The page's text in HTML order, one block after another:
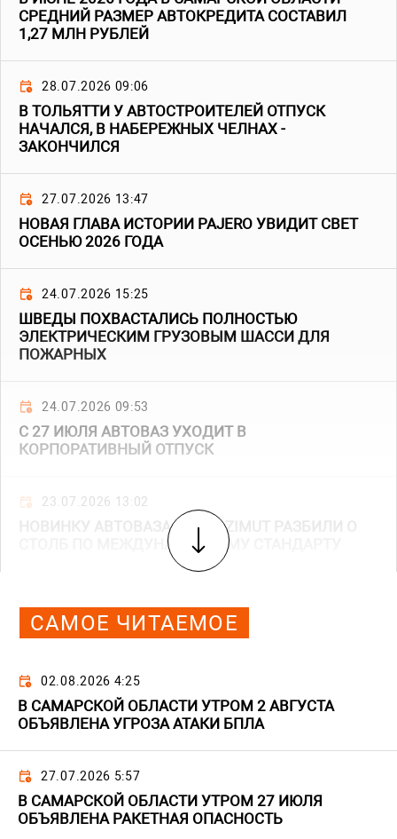
СРЕДНИЙ РАЗМЕР АВТОКРЕДИТА СОСТАВИЛ
1,27 МЛН РУБЛЕЙ
28.07.2026 09:06
В ТОЛЬЯТТИ У АВТОСТРОИТЕЛЕЙ ОТПУСК
НАЧАЛСЯ, В НАБЕРЕЖНЫХ ЧЕЛНАХ -
ЗАКОНЧИЛСЯ
27.07.2026 13:47
НОВАЯ ГЛАВА ИСТОРИИ PAJERO УВИДИТ СВЕТ
ОСЕНЬЮ 2026 ГОДА
24.07.2026 15:25
ШВЕДЫ ПОХВАСТАЛИСЬ ПОЛНОСТЬЮ
ЭЛЕКТРИЧЕСКИМ ГРУЗОВЫМ ШАССИ ДЛЯ
ПОЖАРНЫХ
24.07.2026 09:53
С 27 ИЮЛЯ АВТОВАЗ УХОДИТ В
КОРПОРАТИВНЫЙ ОТПУСК
23.07.2026 13:02
НОВИНКУ АВТОВАЗА LADA AZIMUT РАЗБИЛИ О
СТОЛБ ПО МЕЖДУНАРОДНОМУ СТАНДАРТУ
САМОЕ ЧИТАЕМОЕ
02.08.2026 4:25
В САМАРСКОЙ ОБЛАСТИ УТРОМ 2 АВГУСТА
ОБЪЯВЛЕНА УГРОЗА АТАКИ БПЛА
27.07.2026 5:57
В САМАРСКОЙ ОБЛАСТИ УТРОМ 27 ИЮЛЯ
ОБЪЯВЛЕНА РАКЕТНАЯ ОПАСНОСТЬ